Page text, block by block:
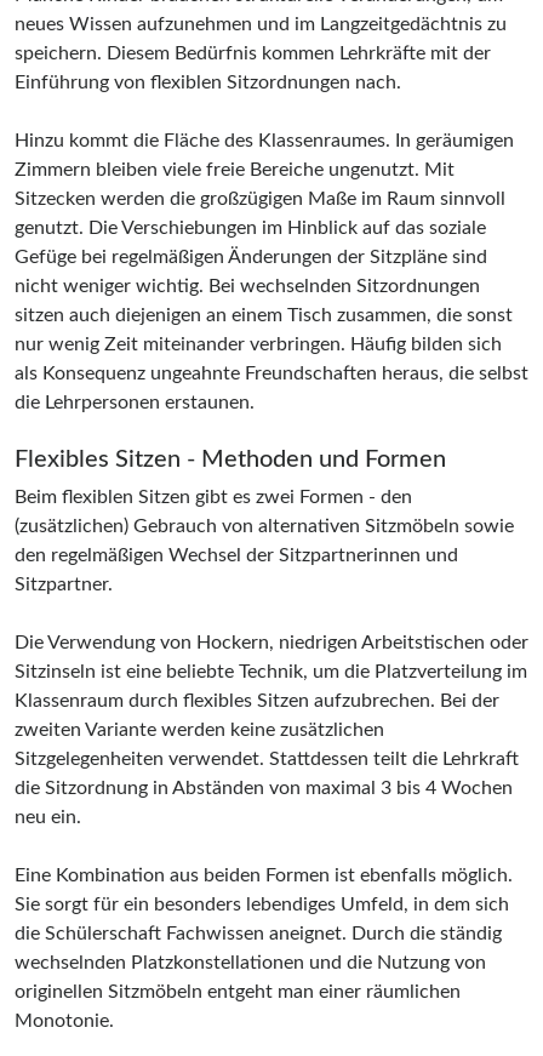
neues Wissen aufzunehmen und im Langzeitgedächtnis zu
speichern. Diesem Bedürfnis kommen Lehrkräfte mit der
Einführung von flexiblen Sitzordnungen nach.
Hinzu kommt die Fläche des Klassenraumes. In geräumigen
Zimmern bleiben viele freie Bereiche ungenutzt. Mit
Sitzecken werden die großzügigen Maße im Raum sinnvoll
genutzt. Die Verschiebungen im Hinblick auf das soziale
Gefüge bei regelmäßigen Änderungen der Sitzpläne sind
nicht weniger wichtig. Bei wechselnden Sitzordnungen
sitzen auch diejenigen an einem Tisch zusammen, die sonst
nur wenig Zeit miteinander verbringen. Häufig bilden sich
als Konsequenz ungeahnte Freundschaften heraus, die selbst
die Lehrpersonen erstaunen.
Flexibles Sitzen - Methoden und Formen
Beim flexiblen Sitzen gibt es zwei Formen - den
(zusätzlichen) Gebrauch von alternativen Sitzmöbeln sowie
den regelmäßigen Wechsel der Sitzpartnerinnen und
Sitzpartner.
Die Verwendung von Hockern, niedrigen Arbeitstischen oder
Sitzinseln ist eine beliebte Technik, um die Platzverteilung im
Klassenraum durch flexibles Sitzen aufzubrechen. Bei der
zweiten Variante werden keine zusätzlichen
Sitzgelegenheiten verwendet. Stattdessen teilt die Lehrkraft
die Sitzordnung in Abständen von maximal 3 bis 4 Wochen
neu ein.
Eine Kombination aus beiden Formen ist ebenfalls möglich.
Sie sorgt für ein besonders lebendiges Umfeld, in dem sich
die Schülerschaft Fachwissen aneignet. Durch die ständig
wechselnden Platzkonstellationen und die Nutzung von
originellen Sitzmöbeln entgeht man einer räumlichen
Monotonie.